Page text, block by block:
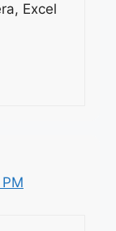
Excel